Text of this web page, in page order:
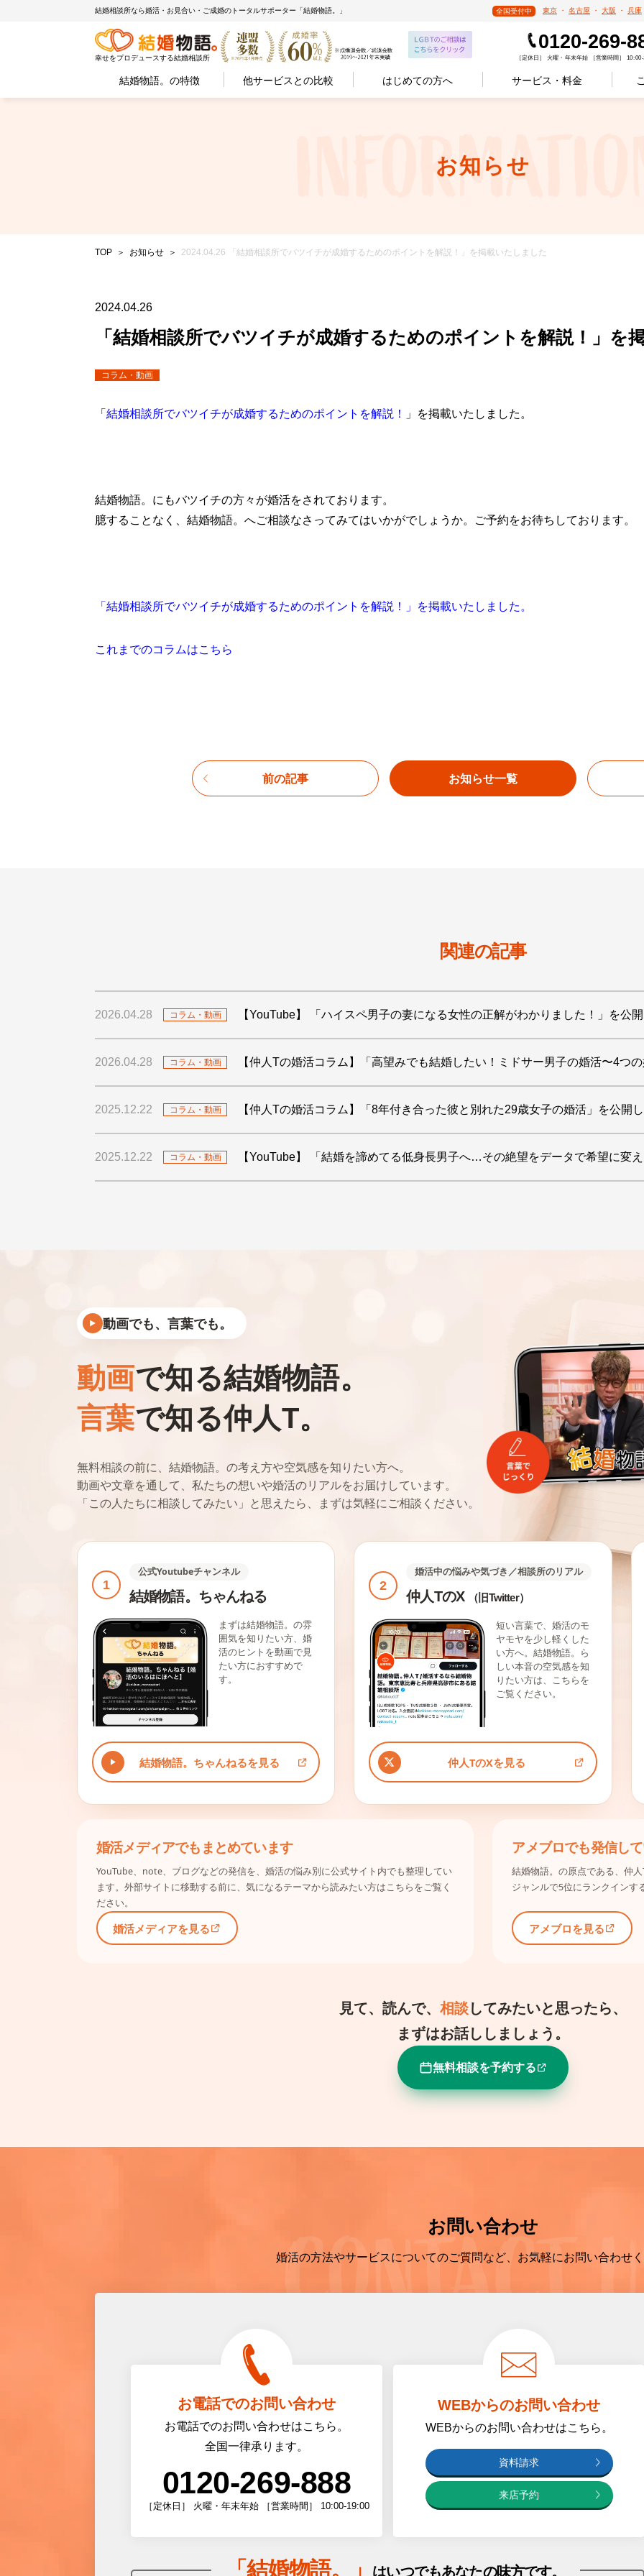
結婚相談所なら婚活・お見合い・ご成婚のトータルサポーター「結婚物語。」 全国受付中 東京 ・ 名古屋 ・ 大阪 ・ 兵庫
幸せをプロデュースする結婚相談所
0120-269-
［定休日］ 火曜・年末年始 ［営業時間］
結婚物語。の特徴 他サービスとの比較 はじめての方へ サービス・料金
お知らせ
TOP お知らせ 2024.04.26 「結婚相談所でバツイチが成婚するためのポイントを解説！」を掲載いたしました
2024.04.26
「結婚相談所でバツイチが成婚するためのポイントを解説！」を
コラム・動画
「 結婚相談所でバツイチが成婚するためのポイントを解説！ 」を掲載いたしました。
結婚物語。にもバツイチの方々が婚活をされております。
臆することなく、結婚物語。へご相談なさってみてはいかがでしょうか。ご予約をお待ちしております。
「結婚相談所でバツイチが成婚するためのポイントを解説！」を掲載いたしました。
これまでのコラムはこちら
前の記事 お知らせ一覧
関連の記事
2026.04.28 コラム・動画 【YouTube】 「ハイスペ男子の妻になる女性の正解がわかりました！」を公
2026.04.28 コラム・動画 【仲人Tの婚活コラム】「高望みでも結婚したい！ミドサー男子の婚活〜4つ
2025.12.22 コラム・動画 【仲人Tの婚活コラム】「8年付き合った彼と別れた29歳女子の婚活」を公開
2025.12.22 コラム・動画 【YouTube】 「結婚を諦めてる低身長男子へ…その絶望をデータで希望に変
動画でも、言葉でも。
動画で知る結婚物語。
言葉で知る仲人T。
無料相談の前に、結婚物語。の考え方や空気感を知りたい方へ。
動画や文章を通して、私たちの想いや婚活のリアルをお届けしています。
「この人たちに相談してみたい」と思えたら、まずは気軽にご相談ください。
1
公式Youtubeチャンネル
結婚物語。ちゃんねる
まずは結婚物語。の雰
囲気を知りたい方、婚
活のヒントを動画で見
たい方におすすめで
す。
結婚物語。ちゃんねるを見る
2
婚活中の悩みや気づき／相談所のリアル
仲人TのX （旧Twitter）
短い言葉で、婚活のモ
ヤモヤを少し軽くした
い方へ。結婚物語。ら
しい本音の空気感を知
りたい方は、こちらを
ご覧ください。
仲人TのXを見る
婚活メディアでもまとめています
YouTube、note、ブログなどの発信を、婚活の悩み別に公式サイト内でも整理してい
ます。外部サイトに移動する前に、気になるテーマから読みたい方はこちらをご覧く
ださい。
婚活メディアを見る
アメブロでも発信し
結婚物語。の原点である、仲
ジャンルで5位にランクインす
アメブロを見る
見て、読んで、 相談してみたいと思ったら、
まずはお話ししましょう。
無料相談を予約する
お問い合わせ
婚活の方法やサービスについてのご質問など、お気軽にお問い合わせ
お電話でのお問い合わせ
お電話でのお問い合わせはこちら。
全国一律承ります。
0120-269-888
［定休日］ 火曜・年末年始 ［営業時間］ 10:00-19:00
WEBからのお問い合わせ
WEBからのお問い合わせはこちら。
資料請求
来店予約
「結婚物語。」 はいつでもあなたの味方です。